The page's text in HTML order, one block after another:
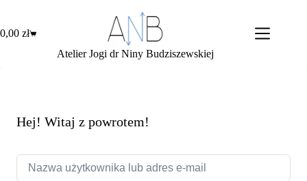
treści
Koszyk
0,00 zł
Atelier Jogi dr Niny Budziszewskiej
Hej! Witaj z powrotem!